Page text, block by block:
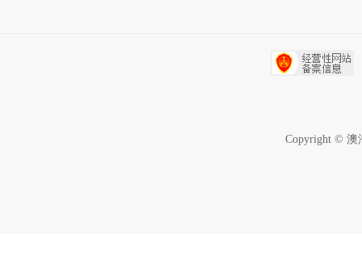
Copyright © 澳